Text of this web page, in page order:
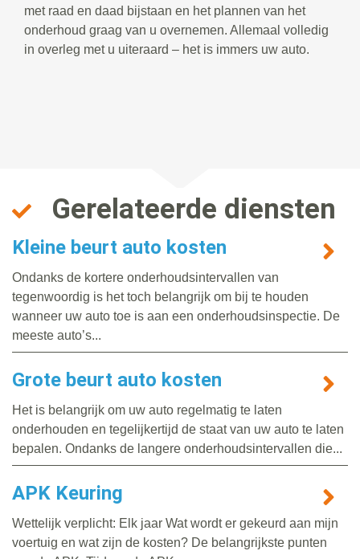
met raad en daad bijstaan en het plannen van het
onderhoud graag van u overnemen. Allemaal volledig
in overleg met u uiteraard – het is immers uw auto.
Gerelateerde diensten
Kleine beurt auto kosten
Ondanks de kortere onderhoudsintervallen van
tegenwoordig is het toch belangrijk om bij te houden
wanneer uw auto toe is aan een onderhoudsinspectie. De
meeste auto’s...
Grote beurt auto kosten
Het is belangrijk om uw auto regelmatig te laten
onderhouden en tegelijkertijd de staat van uw auto te laten
bepalen. Ondanks de langere onderhoudsintervallen die...
APK Keuring
Wettelijk verplicht: Elk jaar Wat wordt er gekeurd aan mijn
voertuig en wat zijn de kosten? De belangrijkste punten